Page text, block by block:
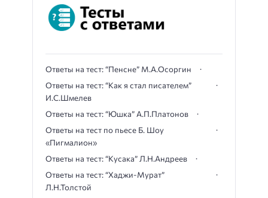
Ответы на тест: “Пенсне” М.А.Осоргин
Ответы на тест: “Как я стал писателем”
И.С.Шмелев
Ответы на тест: “Юшка” А.П.Платонов
Ответы на тест по пьесе Б. Шоу
«Пигмалион»
Ответы на тест: “Кусака” Л.Н.Андреев
Ответы на тест: “Хаджи-Мурат”
Л.Н.Толстой